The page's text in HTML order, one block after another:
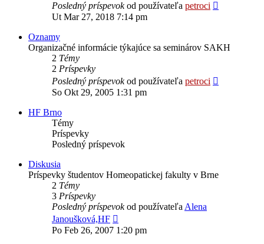
Posledný príspevokod používateľa petroci
Ut Mar 27, 2018 7:14 pm
Oznamy
Organizačné informácie týkajúce sa seminárov SAKH
2 Témy
2 Príspevky
Posledný príspevokod používateľa petroci
So Okt 29, 2005 1:31 pm
HF Brno
Témy
Príspevky
Posledný príspevok
Diskusia
Príspevky študentov Homeopatickej fakulty v Brne
2 Témy
3 Príspevky
Posledný príspevokod používateľaAlena
Janoušková,HF
posledný
príspevok
Po Feb 26, 2007 1:20 pm